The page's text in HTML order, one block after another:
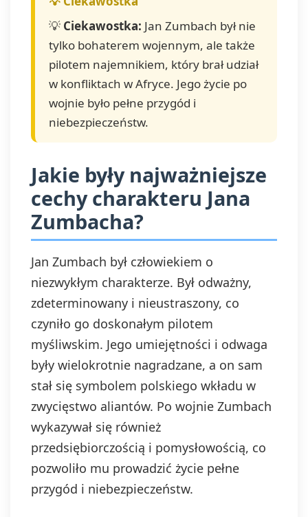
💡 Ciekawostka: Jan Zumbach był nie
tylko bohaterem wojennym, ale także
pilotem najemnikiem, który brał udział
w konfliktach w Afryce. Jego życie po
wojnie było pełne przygód i
niebezpieczeństw.
Jakie były najważniejsze
cechy charakteru Jana
Zumbacha?
Jan Zumbach był człowiekiem o
niezwykłym charakterze. Był odważny,
zdeterminowany i nieustraszony, co
czyniło go doskonałym pilotem
myśliwskim. Jego umiejętności i odwaga
były wielokrotnie nagradzane, a on sam
stał się symbolem polskiego wkładu w
zwycięstwo aliantów. Po wojnie Zumbach
wykazywał się również
przedsiębiorczością i pomysłowością, co
pozwoliło mu prowadzić życie pełne
przygód i niebezpieczeństw.